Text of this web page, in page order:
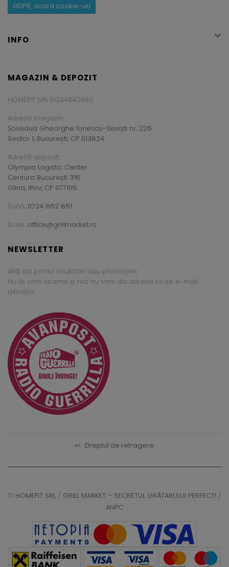
GDPR, acord cookie-uri
INFO 
MAGAZIN & DEPOZIT
HOMEFIT SRL RO24842480
Adresă magazin:
Șoseaua Gheorghe Ionescu-Sisești nr. 226
Sector 1, București, CP 013824
Adresă depozit:
Olympia Logistic Center
Centura București 316
Glina, Ilfov, CP 077105
Sună: 0724 862 861
Scrie: office@grillmarket.ro
NEWSLETTER
Află din prima noutățile sau promoțiile.
Nu te vom spama și nici nu vom da adresa ta de e-mail
altcuiva.
↩ Dreptul de retragere
© HOMEFIT SRL / GRILL MARKET – SECRETUL GRĂTARULUI PERFECT! /
ANPC